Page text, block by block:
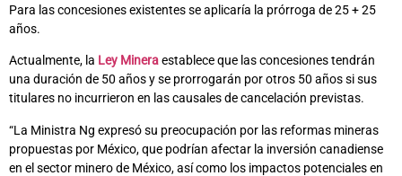
Para las concesiones existentes se aplicaría la prórroga de 25 + 25
años.
Actualmente, la Ley Mineraestablece que las concesiones tendrán
una duración de 50 años y se prorrogarán por otros 50 años si sus
titulares no incurrieron en las causales de cancelación previstas.
“La Ministra Ng expresó su preocupación por las reformas mineras
propuestas por México, que podrían afectar la inversión canadiense
en el sector minero de México, así como los impactos potenciales en